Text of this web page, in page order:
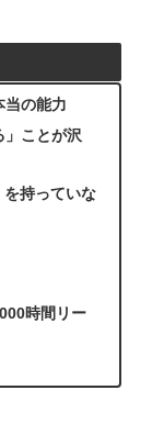
当の能力
」ことが沢
持っていな
時間リー